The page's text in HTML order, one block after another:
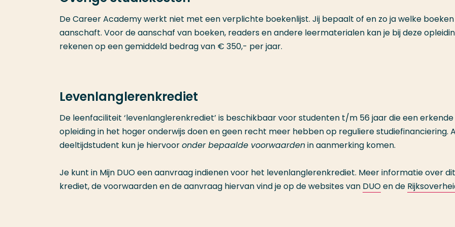
De Career Academy werkt niet met een verplichte boekenlijst. Jij bepaalt of en zo ja welke
aanschaft. Voor de aanschaf van boeken, readers en andere leermaterialen kan je bij deze
rekenen op een gemiddeld bedrag van € 350,- per jaar.
Levenlanglerenkrediet
De leenfaciliteit ‘levenlanglerenkrediet’ is beschikbaar voor studenten t/m 56 jaar die een erkende
opleiding in het hoger onderwijs doen en geen recht meer hebben op reguliere studiefinanciering.
deeltijdstudent kun je hiervooronder bepaalde voorwaardenin aanmerking komen.
Je kunt in Mijn DUO een aanvraag indienen voor het levenlanglerenkrediet. Meer informatie over dit
krediet, de voorwaarden en de aanvraag hiervan vind je op de websites van DUOen de